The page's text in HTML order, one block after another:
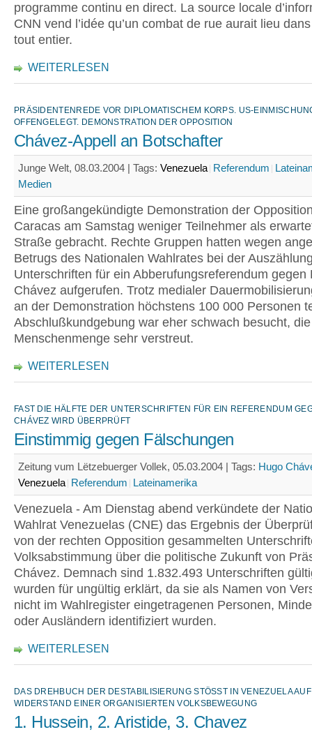
programme continu en direct. La source locale
CNN vend l’idée qu’un combat de rue aurait lieu
tout entier.
WEITERLESEN
PRÄSIDENTENREDE VOR DIPLOMATISCHEM KORPS. US-
OFFENGELEGT. DEMONSTRATION DER OPPOSITION
Chávez-Appell an Botschafter
Junge Welt, 08.03.2004 | Tags: Venezuela Referendum
Medien
Eine großangekündigte Demonstration der
Caracas am Samstag weniger Teilnehmer als
Straße gebracht. Rechte Gruppen hatten wegen
Betrugs des Nationalen Wahlrates bei der
Unterschriften für ein Abberufungsreferendum gegen
Chávez aufgerufen. Trotz medialer
an der Demonstration höchstens 100 000 Personen
Abschlußkundgebung war eher schwach besucht, die
Menschenmenge sehr verstreut.
WEITERLESEN
FAST DIE HÄLFTE DER UNTERSCHRIFTEN FÜR EIN REFERENDUM
CHÁVEZ WIRD ÜBERPRÜFT
Einstimmig gegen Fälschungen
Zeitung vum Lëtzebuerger Vollek, 05.03.2004 | Tags: Hugo
Venezuela Referendum Lateinamerika
Venezuela - Am Dienstag abend verkündete der
Wahlrat Venezuelas (CNE) das Ergebnis der
von der rechten Opposition gesammelten
Volksabstimmung über die politische Zukunft von
Chávez. Demnach sind 1.832.493 Unterschriften
wurden für ungültig erklärt, da sie als Namen von
nicht im Wahlregister eingetragenen Personen,
oder Ausländern identifiziert wurden.
WEITERLESEN
DAS DREHBUCH DER DESTABILISIERUNG STÖSST IN VENEZUELA
WIDERSTAND EINER ORGANISIERTEN VOLKSBEWEGUNG
1. Hussein, 2. Aristide, 3. Chavez